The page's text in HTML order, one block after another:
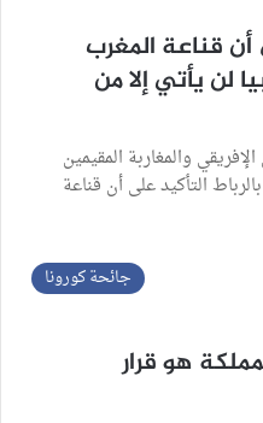
قناعة المغرب
لن يأتي إلا من
والمغاربة المقيمين
التأكيد على أن قناعة
جائحة كورونا
هو قرار